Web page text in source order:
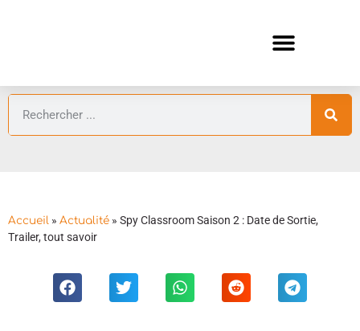
Accueil » Actualité » Spy Classroom Saison 2 : Date de Sortie,
Trailer, tout savoir